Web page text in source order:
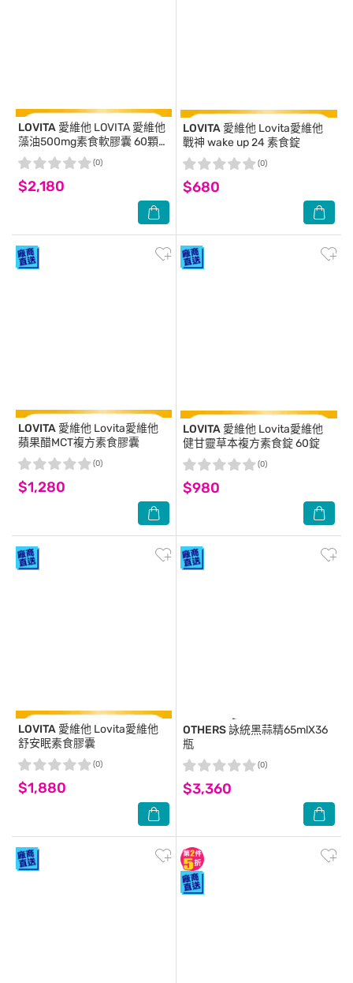
LOVITA 愛維他 LOVITA 愛維他
藻油500mg素食軟膠囊 60顆
(DHA+DPA)
$2,180
(0)
LOVITA 愛維他 Lovita愛維他
戰神 wake up 24 素食錠
$680
(0)
LOVITA 愛維他 Lovita愛維他
蘋果醋MCT複方素食膠囊
$1,280
(0)
LOVITA 愛維他 Lovita愛維他
健甘靈草本複方素食錠 60錠
$980
(0)
LOVITA 愛維他 Lovita愛維他
舒安眠素食膠囊
$1,880
(0)
OTHERS詠統黑蒜精65mlX36
瓶
$3,360
(0)